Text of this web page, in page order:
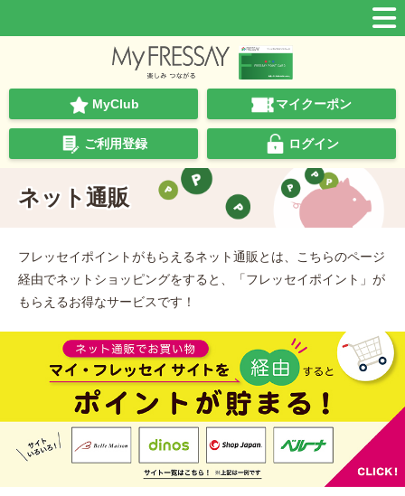
ご利用登録 ログイン
MyClub マイクーポン
ネット通販
フレッセイポイントがもらえるネット通販とは、こちらのページ
経由でネットショッピングをすると、「フレッセイポイント」が
もらえるお得なサービスです！